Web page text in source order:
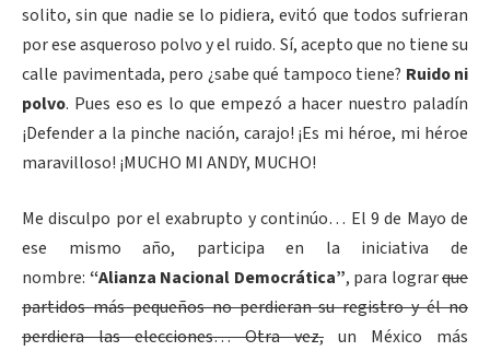
solito, sin que nadie se lo pidiera, evitó que todos sufrieran
por ese asqueroso polvo y el ruido. Sí, acepto que no tiene su
calle pavimentada, pero ¿sabe qué tampoco tiene? Ruido ni
polvo. Pues eso es lo que empezó a hacer nuestro paladín
¡Defender a la pinche nación, carajo! ¡Es mi héroe, mi héroe
maravilloso! ¡MUCHO MI ANDY, MUCHO!
Me disculpo por el exabrupto y continúo… El 9 de Mayo de
ese mismo año, participa en la iniciativa de
nombre: “Alianza Nacional Democrática”, para lograrque
partidos más pequeños no perdieran su registro y él no
perdiera las elecciones… Otra vez, un México más